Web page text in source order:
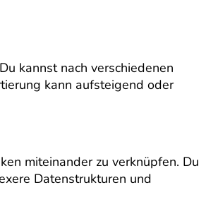
kannst nach verschiedenen
kann aufsteigend oder
miteinander zu verknüpfen. Du
Datenstrukturen und